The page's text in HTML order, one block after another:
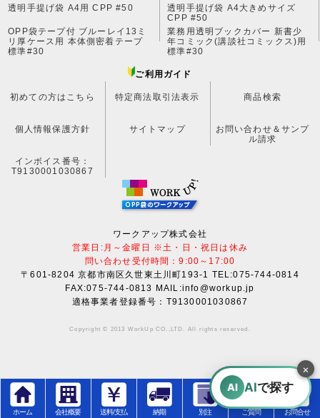
ホーム 会社概要 送料/支払 納期 別注 ご質問 お問合せ
透明手提げ袋 A4用 CPP #50
透明手提げ袋 A4大きめサイズ
CPP #50
OPP袋テープ付 ブルーレイ13ミ
リ厚ケース用 本体側密着テープ
標準#30
業務用透明ブックカバー 新書少
年コミック(講談社コミックス)用
標準#30
ご利用ガイド
初めての方はこちら 特定商法取引法表示 商品検索
個人情報保護方針 サイトマップ
お問い合わせ＆サンプ
ル請求
インボイス番号：
T9130001030867
ワークアップ株式会社
営業日:月～金曜日 ※土・日・祝日は休み
問い合わせ受付時間：9:00～17:00
〒601-8204 京都市南区久世東土川町193-1 TEL:075-744-0814
FAX:075-744-0813 MAIL:info@workup.jp
適格事業者登録番号：T9130001030867
Copyright © 2013 WorkUp CO.,LTD. All rights reserved.
AI AIで探す
×